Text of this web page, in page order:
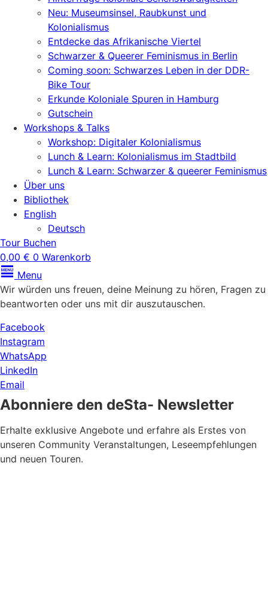
Neu: Museumsinsel, Raubkunst und
Kolonialismus
Entdecke das Afrikanische Viertel
Schwarzer & Queerer Feminismus in Berlin
Coming soon: Schwarzes Leben in der DDR-
Bike Tour
Erkunde Koloniale Spuren in Hamburg
Gutschein
Workshops & Talks
Workshop: Digitaler Kolonialismus
Lunch & Learn: Kolonialismus im Stadtbild
Lunch & Learn: Schwarzer & queerer Feminismus
Über uns
Bibliothek
English
Deutsch
Tour Buchen
0,00 € 0 Warenkorb
Menu
Wir würden uns freuen, deine Meinung zu hören, Fragen zu
beantworten oder uns mit dir auszutauschen.
Facebook
Instagram
WhatsApp
LinkedIn
Email
Abonniere den deSta- Newsletter
Erhalte exklusive Angebote und erfahre als Erstes von
unseren Community Veranstaltungen, Leseempfehlungen
und neuen Touren.